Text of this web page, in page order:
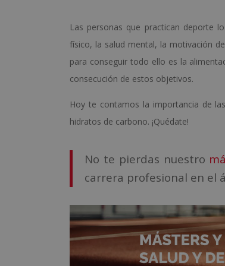
Las personas que practican deporte
físico, la salud mental, la motivación
para conseguir todo ello es la
consecución de estos objetivos.
Hoy te contamos la importancia de
hidratos de carbono. ¡Quédate!
No te pierdas nuestro
carrera profesional en el